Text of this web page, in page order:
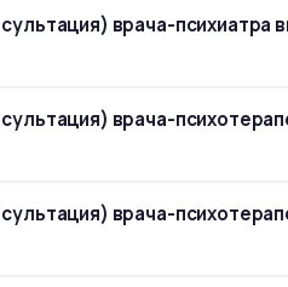
врача-психиатра
врача-
врача-